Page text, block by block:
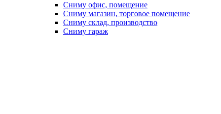
Сниму офис, помещение
Сниму магазин, торговое помещение
Сниму склад, производство
Сниму гараж